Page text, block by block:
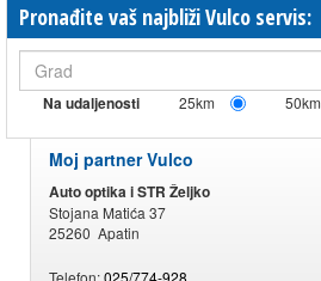
Pronađite vaš najbliži Vulco servis:
Na udaljenosti 25km 50km
Moj partner Vulco
Auto optika i STR Željko
Stojana Matića 37
25260 Apatin